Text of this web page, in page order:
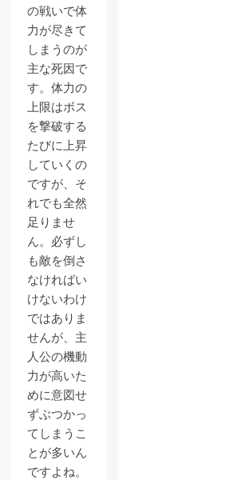
の戦いで体
力が尽きて
しまうのが
主な死因で
す。体力の
上限はボス
を撃破する
たびに上昇
していくの
ですが、そ
れでも全然
足りませ
ん。必ずし
も敵を倒さ
なければい
けないわけ
ではありま
せんが、主
人公の機動
力が高いた
めに意図せ
ずぶつかっ
てしまうこ
とが多いん
ですよね。